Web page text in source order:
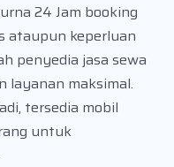
24 Jam booking
ataupun keperluan
penyedia jasa sewa
layanan maksimal.
tersedia mobil
untuk